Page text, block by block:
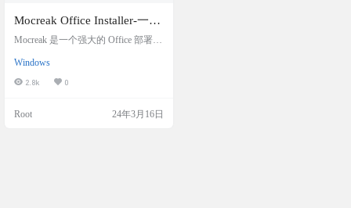
Mocreak Office Installer-一键
自动化安装 Office 部署工具
Mocreak 是一个强大的 Office 部署工
语言支持和保障用户安全，为用户
带来了极大的便利。无论您是需要
ak 都能满足您的需求。 实际体验非
Windows
2.8k 0
Root 24年3月16日